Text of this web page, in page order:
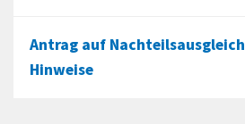
Antrag auf Nachteilsausgleich
Hinweise